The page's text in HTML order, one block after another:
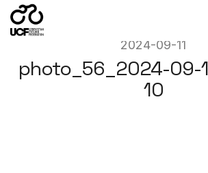
2024-09-11
photo_56_2024-09-
10